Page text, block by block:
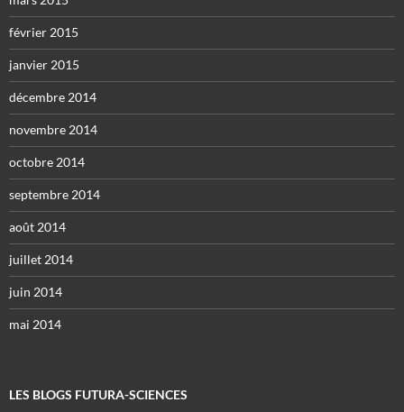
février 2015
janvier 2015
décembre 2014
novembre 2014
octobre 2014
septembre 2014
août 2014
juillet 2014
juin 2014
mai 2014
LES BLOGS FUTURA-SCIENCES